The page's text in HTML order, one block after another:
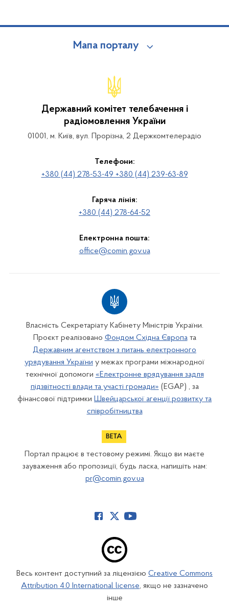
Мапа порталу
Державний комітет телебачення і
радіомовлення України
01001, м. Київ, вул. Прорізна, 2 Держкомтелерадіо
Телефони:
+380 (44) 278-53-49 +380 (44) 239-63-89
Гаряча лінія:
+380 (44) 278-64-52
Електронна пошта:
office@comin.gov.ua
Власність Секретаріату Кабінету Міністрів України.
Проєкт реалізовано Фондом Східна Європата
Державним агентством з питань електронного
урядування України у межах програми міжнародної
технічної допомоги «Електронне врядування задля
підзвітності влади та участі громади» (EGAP) , за
фінансової підтримки Швейцарської агенції розвитку та
співробітництва
Портал працює в тестовому режимі. Якщо ви маєте
зауваження або пропозиції, будь ласка, напишіть нам:
pr@comin.gov.ua
Весь контент доступний за ліцензією Creative Commons
Attribution 4.0 International license, якщо не зазначено
інше